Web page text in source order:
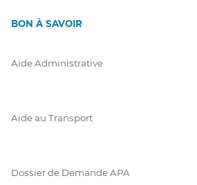
BON À SAVOIR
Aide Administrative
Aide au Transport
Dossier de Demande APA